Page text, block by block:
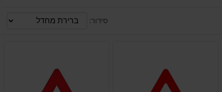
סידור: